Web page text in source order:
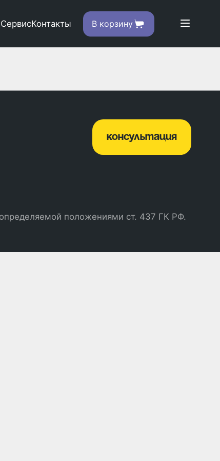
СервисКонтакты В корзину
консультация
положениями ст. 437 ГК РФ.